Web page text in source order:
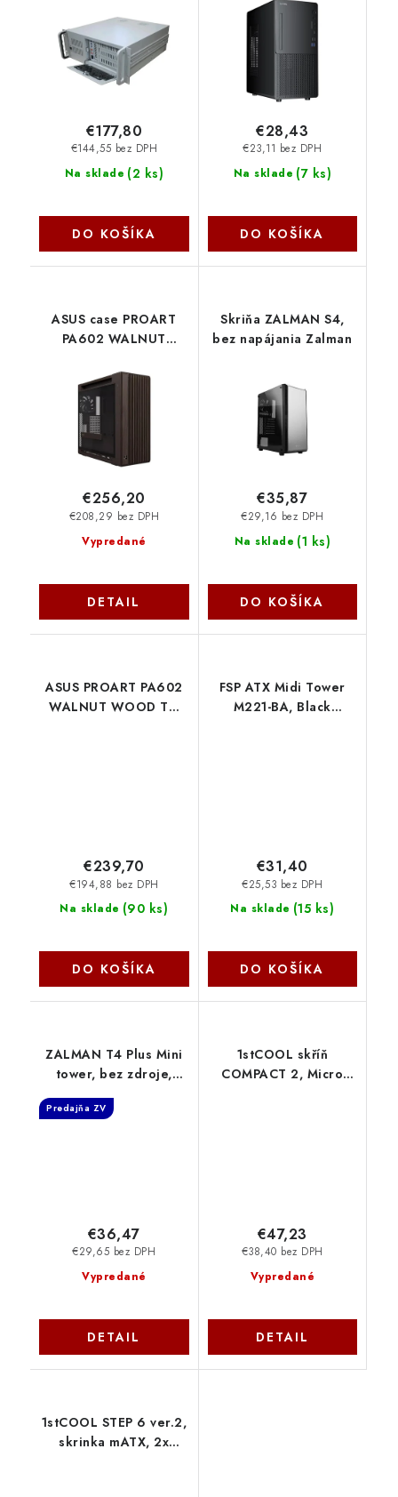
Na sklade (2 ks)
€144,55 bez DPH
€177,80
DO KOŠÍKA
ventilátor, čierna MC-
STEP-P2-USBC-CR
1stCool
Na sklade (7 ks)
€23,11 bez DPH
€28,43
DO KOŠÍKA
ASUS case PROART
PA602 WALNUT
Tower, průhledná
bočnice, hnědá
90DC00J8-B09000
Asus
Vypredané
€208,29 bez DPH
€256,20
DETAIL
Skriňa ZALMAN S4,
bez napájania Zalman
Na sklade (1 ks)
€29,16 bez DPH
€35,87
DO KOŠÍKA
ASUS PROART PA602
WALNUT WOOD TG
Na sklade (90 ks)
€194,88 bez DPH
€239,70
DO KOŠÍKA
FSP ATX Midi Tower
M221-BA, Black
Na sklade (15 ks)
€25,53 bez DPH
€31,40
DO KOŠÍKA
ZALMAN T4 Plus Mini
tower, bez zdroje,
mATX, 1× 120mm ARGB
ventilátor, 2× USB 3.0,
Predajňa ZV
Vypredané
€29,65 bez DPH
€36,47
DETAIL
1stCOOL skříň
COMPACT 2, Micro
Vypredané
€38,40 bez DPH
€47,23
DETAIL
1stCOOL STEP 6 ver.2,
skrinka mATX, 2x